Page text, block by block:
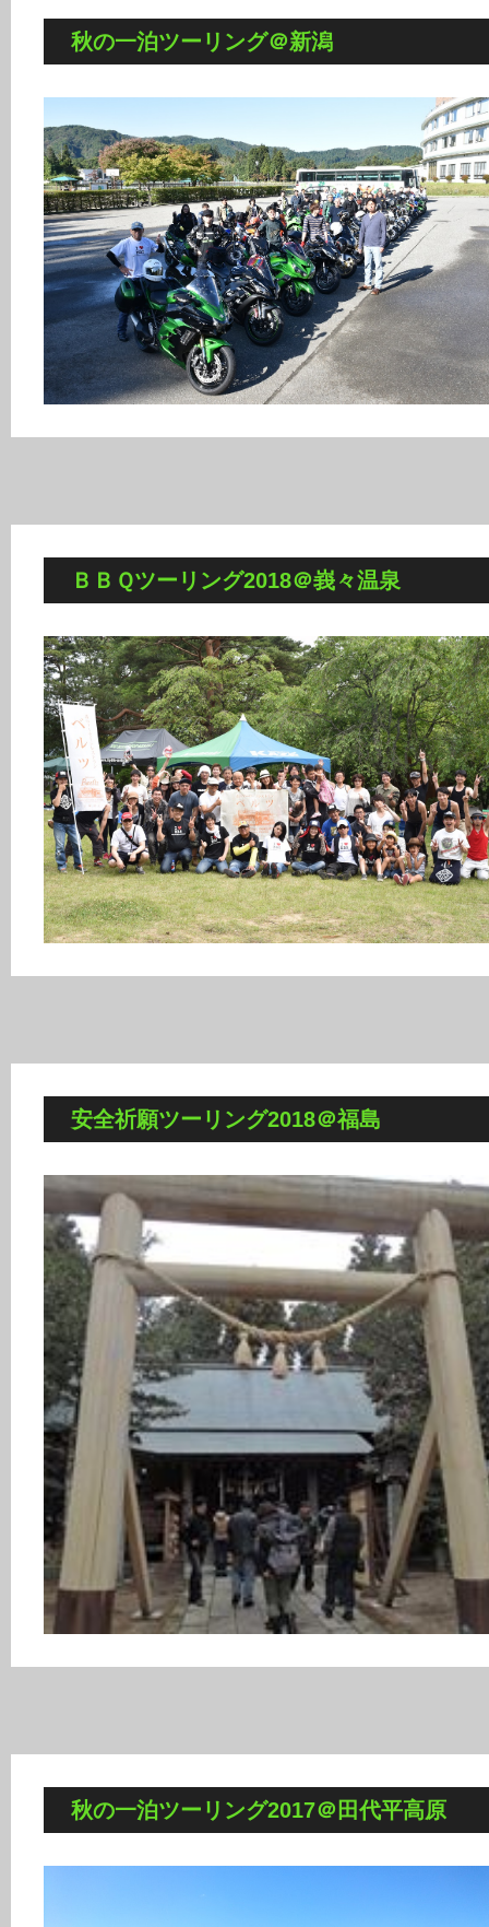
秋の一泊ツーリング＠新潟
ＢＢＱツーリング2018＠峩々温泉
安全祈願ツーリング2018＠福島
秋の一泊ツーリング2017＠田代平高原